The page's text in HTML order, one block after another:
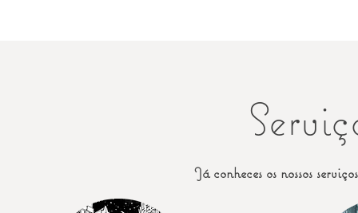
Já conheces os nossos